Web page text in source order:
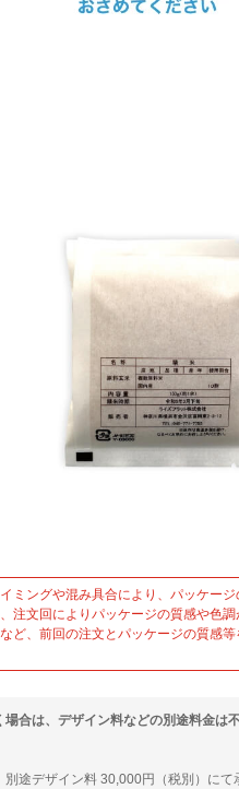
ミングや混み具合により、パッケー
注文回によりパッケージの質感や色
、前回の注文とパッケージの質感等
合は、デザイン料などの別途料金は
途デザイン料 30,000円（税別）にて